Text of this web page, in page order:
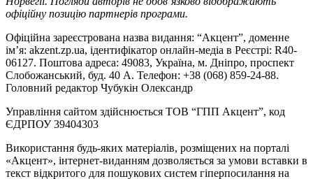
офіційну позицію партнерів програми.
Офіційна зареєстрована назва видання: “Акцент”, доменне
ім’я: akzent.zp.ua, ідентифікатор онлайн-медіа в Реєстрі: R40-
06127. Поштова адреса: 49083, Україна, м. Дніпро, проспект
Слобожанський, буд. 40 А. Телефон: +38 (068) 859-24-88.
Головний редактор Чубукін Олександр
Управління сайтом здійснюється ТОВ “ГПП Акцент”, код
ЄДРПОУ 39404303
Використання будь-яких матеріалів, розміщених на порталі
«Акцент», інтернет-виданням дозволяється за умови вставки в
текст відкритого для пошукових систем гіперпосилання на